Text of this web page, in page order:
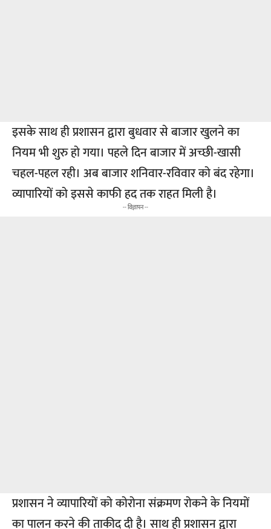
इसके साथ ही प्रशासन द्वारा बुधवार से बाजार खुलने का
नियम भी शुरु हो गया। पहले दिन बाजार में अच्छी-खासी
चहल-पहल रही। अब बाजार शनिवार-रविवार को बंद रहेगा।
व्यापारियों को इससे काफी हद तक राहत मिली है।
-- विज्ञापन --
प्रशासन ने व्यापारियों को कोरोना संक्रमण रोकने के नियमों
का पालन करने की ताकीद दी है। साथ ही प्रशासन द्वारा